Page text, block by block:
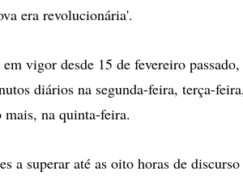
era revolucionária'.
vigor desde 15 de fevereiro
diários na segunda-feira, terça-
na quinta-feira.
a superar até as oito horas de